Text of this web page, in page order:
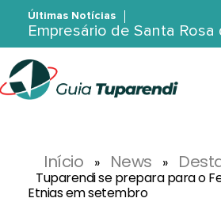
Últimas Notícias
Empresário de Santa
Início » News »
Tuparendi se prepara para o
Etnias em setembro